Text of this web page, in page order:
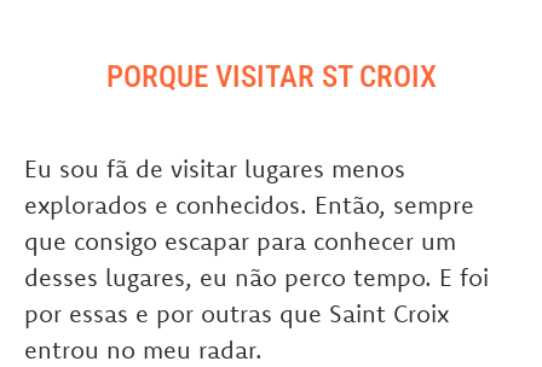
PORQUE VISITAR ST CROIX
Eu sou fã de visitar lugares menos
explorados e conhecidos. Então, sempre
que consigo escapar para conhecer um
desses lugares, eu não perco tempo. E foi
por essas e por outras que Saint Croix
entrou no meu radar.